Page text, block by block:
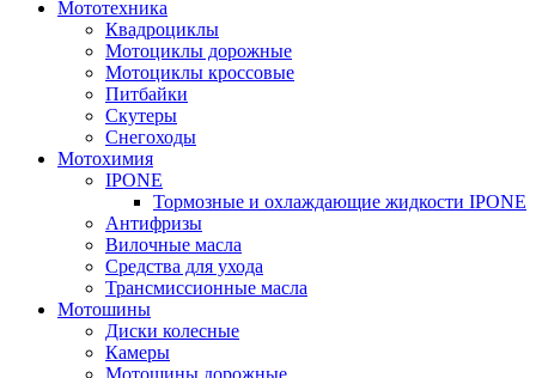
Мототехника
Квадроциклы
Мотоциклы дорожные
Мотоциклы кроссовые
Питбайки
Скутеры
Снегоходы
Мотохимия
IPONE
Тормозные и охлаждающие жидкости IPONE
Антифризы
Вилочные масла
Средства для ухода
Трансмиссионные масла
Мотошины
Диски колесные
Камеры
Мотошины дорожные